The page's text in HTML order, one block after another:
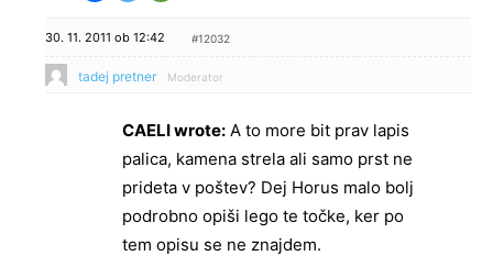
30. 11. 2011 ob 12:42 #12032
tadej pretner Moderator
CAELI wrote: A to more bit prav lapis
palica, kamena strela ali samo prst ne
prideta v poštev? Dej Horus malo bolj
podrobno opiši lego te točke, ker po
tem opisu se ne znajdem.